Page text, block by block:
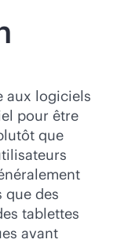
aux logiciels
pour être
que
que des
tablettes
avant